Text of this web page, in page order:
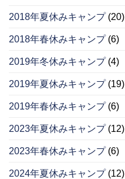
2018年夏休みキャンプ(20)
2018年春休みキャンプ(6)
2019年冬休みキャンプ(4)
2019年夏休みキャンプ(19)
2019年春休みキャンプ(6)
2023年夏休みキャンプ(12)
2023年春休みキャンプ(6)
2024年夏休みキャンプ(12)